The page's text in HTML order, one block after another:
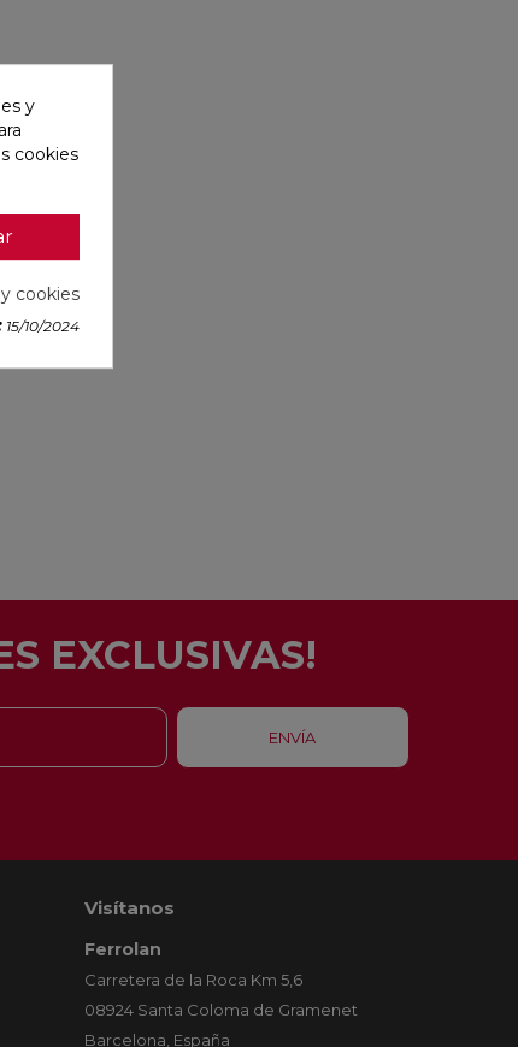
EXCLUSIVAS!
Visítanos
Ferrolan
Carretera de la Roca Km 5,6
08924 Santa Coloma de Gramenet
Barcelona, España
y
cookies
cookies
15/10/2024